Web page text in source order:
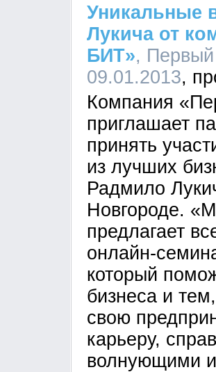
Уникальные
Лукича от
БИТ»,
09.01.2013
Компания
приглашает
принять
из лучших
Радмило
Новгороде.
предлагает
онлайн-
который
бизнеса и
свою
карьеру,
волнующими